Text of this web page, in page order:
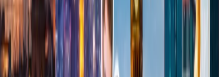
+1-240-523-4500
Recent Blogs de viajes
29 Jun, 2026
10 cosas que hacer en Londres durante
Wimbledon 2026
23 Jun, 2026
10 Errores Que Encarecen Los Viajes A La